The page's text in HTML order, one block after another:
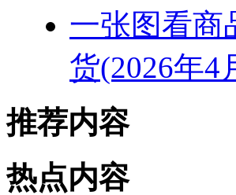
一张图看商
货(2026年4
推荐内容
热点内容